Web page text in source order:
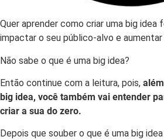
Quer aprender como criar uma big
impactar o seu público-alvo e aumentar
Não sabe o que é uma big idea?
Então continue com a leitura, pois,
big idea, você também vai entender
criar a sua do zero.
Depois que souber o que é uma big